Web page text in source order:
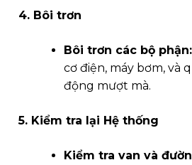
4. Bôi trơn
Bôi trơn các bộ phận:
cơ điện, máy bơm, và
động mượt mà.
5. Kiểm tra lại Hệ thống
Kiểm tra van và